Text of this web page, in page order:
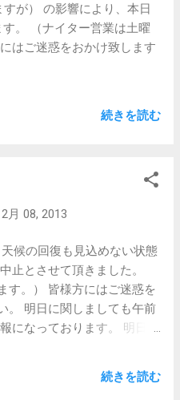
すが） の影響により、本日
。 （ナイター営業は土曜
はご迷惑をおかけ致します
続きを読む
2月 08, 2013
候の回復も見込めない状態
止とさせて頂きました。
す。） 皆様方にはご迷惑を
。 明日に関しましても午前
になっております。 明日来
続きを読む